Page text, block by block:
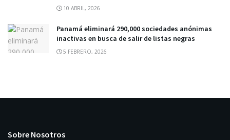
10 ABRIL, 2026
Panamá eliminará 290,000 sociedades anónimas
inactivas en busca de salir de listas negras
5 FEBRERO, 2026
Sobre Nosotros